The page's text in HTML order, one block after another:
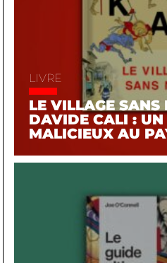
LIVRE
LE VILLAGE SANS
DAVIDE CALI : UN
MALICIEUX AU